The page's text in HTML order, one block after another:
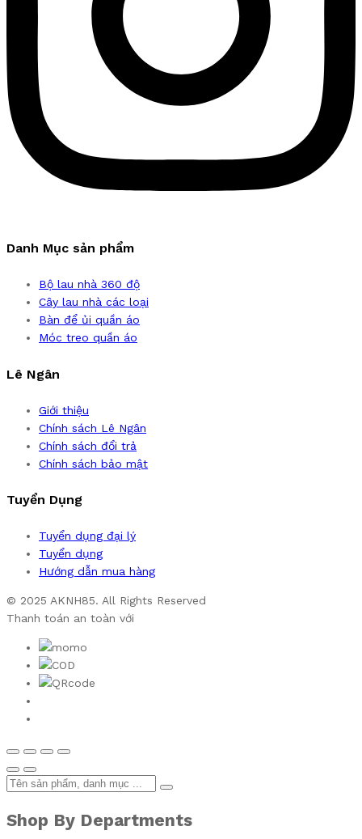
Danh Mục sản phẩm
Bộ lau nhà 360 độ
Cây lau nhà các loại
Bàn để ủi quần áo
Móc treo quần áo
Lê Ngân
Giới thiệu
Chính sách Lê Ngân
Chính sách đổi trả
Chính sách bảo mật
Tuyển Dụng
Tuyển dụng đại lý
Tuyển dụng
Hướng dẫn mua hàng
© 2025 AKNH85. All Rights Reserved
Thanh toán an toàn với
Shop By Departments